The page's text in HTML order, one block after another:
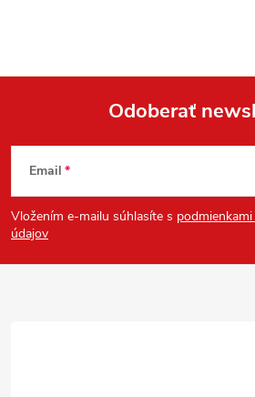
Z
á
p
Odoberať
Email
Vložením e-mailu súhlasíte s
údajov